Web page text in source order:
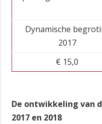
Dynamische
2017
€ 15,0
De ontwikkeling van
2017 en 2018